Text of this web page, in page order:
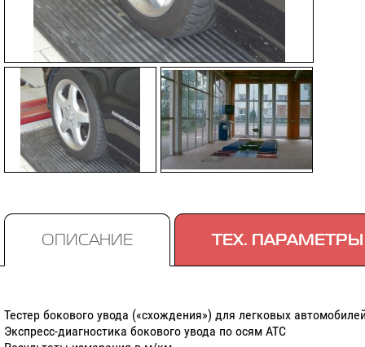
ОПИСАНИЕ ТЕХ. ПАРАМЕТРЫ
Тестер бокового увода («схождения») для легковых
Экспресс-диагностика бокового увода по осям АТС